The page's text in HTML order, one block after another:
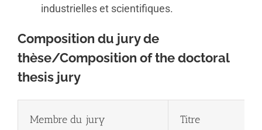
industrielles et scientifiques.
Composition du jury de
thèse/Composition of the doctoral
thesis jury
Membre du jury Titre